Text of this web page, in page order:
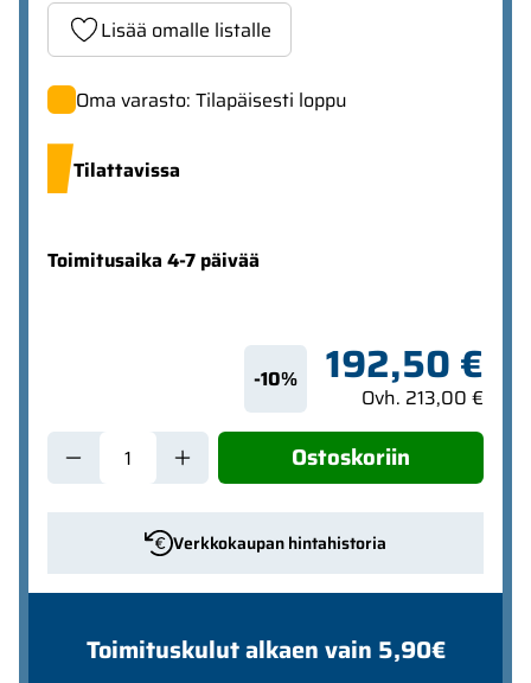
Lisää omalle listalle
Oma varasto: Tilapäisesti loppu
Tilattavissa
Toimitusaika 4-7 päivää
-10% 192,50 €
Ovh. 213,00 €
Ostoskoriin
Verkkokaupan hintahistoria
Toimituskulut alkaen vain 5,90€